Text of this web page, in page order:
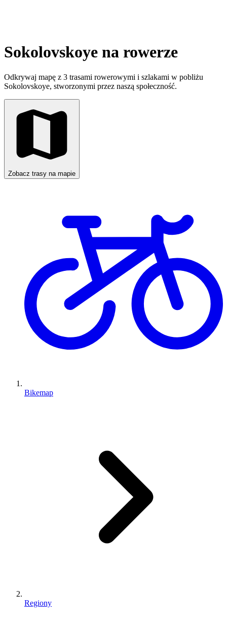
Sokolovskoye na rowerze
Odkrywaj mapę z 3 trasami rowerowymi i szlakami w pobliżu
Sokolovskoye, stworzonymi przez naszą społeczność.
Zobacz trasy na mapie
Bikemap
Regiony